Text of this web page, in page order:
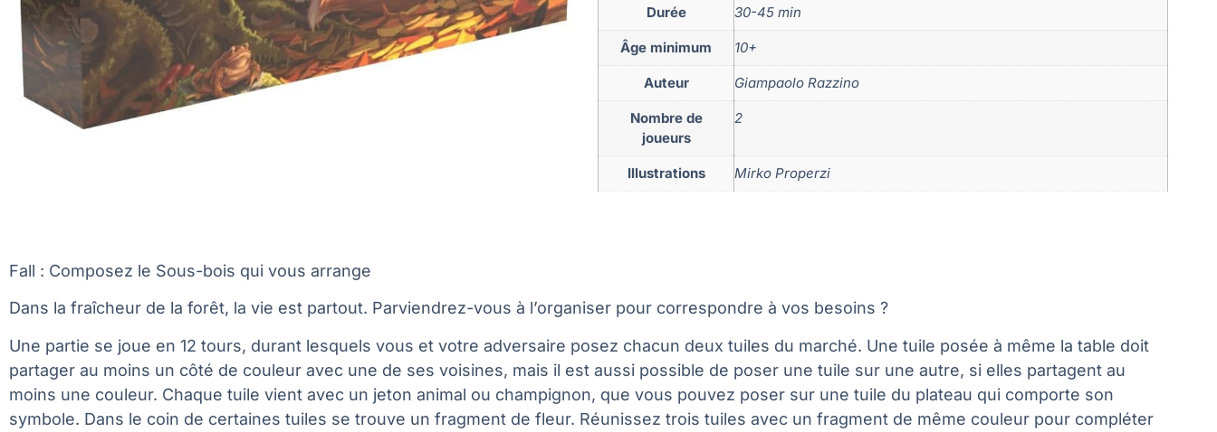
Durée 30-45 min
Âge minimum 10+
Auteur Giampaolo Razzino
Nombre de
joueurs
2
Illustrations Mirko Properzi
Fall : Composez le Sous-bois qui vous arrange
Dans la fraîcheur de la forêt, la vie est partout. Parviendrez-vous à l’organiser pour correspondre à vos besoins ?
Une partie se joue en 12 tours, durant lesquels vous et votre adversaire posez chacun deux tuiles du marché. Une tuile posée à même la table doit
partager au moins un côté de couleur avec une de ses voisines, mais il est aussi possible de poser une tuile sur une autre, si elles partagent au
moins une couleur. Chaque tuile vient avec un jeton animal ou champignon, que vous pouvez poser sur une tuile du plateau qui comporte son
symbole. Dans le coin de certaines tuiles se trouve un fragment de fleur. Réunissez trois tuiles avec un fragment de même couleur pour compléter